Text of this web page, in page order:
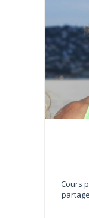
Cours